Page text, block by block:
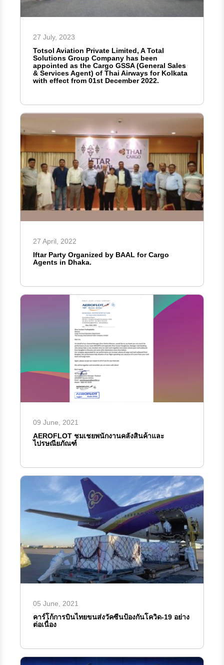
27 July, 2023
Totsol Aviation Private Limited, A Total
Solutions Group Company has been
appointed as the Cargo GSSA (General Sales
& Services Agent) of Thai Airways for Kolkata
with effect from 01st December 2022.
27 April, 2022
Iftar Party Organized by BAAL for Cargo
Agents in Dhaka.
09 June, 2021
AEROFLOT ชมเชยพนักงานคลังสินค้าและ
ไปรษณียภัณฑ์
05 June, 2021
คาร์โก้การบินไทยขนส่งวัคซีนป้องกันโควิด-19 อย่าง
ต่อเนื่อง